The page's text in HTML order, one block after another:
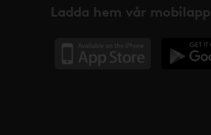
Ladda hem vår mobilapp